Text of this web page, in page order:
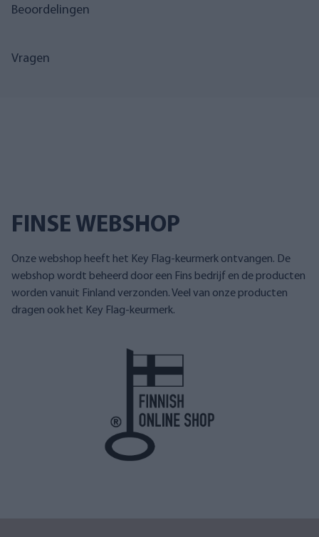
Beoordelingen
Vragen
FINSE WEBSHOP
Onze webshop heeft het Key Flag-keurmerk ontvangen. De
webshop wordt beheerd door een Fins bedrijf en de producten
worden vanuit Finland verzonden. Veel van onze producten
dragen ook het Key Flag-keurmerk.